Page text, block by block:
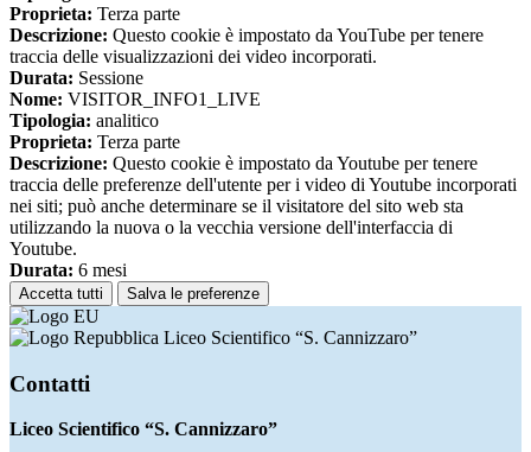
Proprieta: Terza parte
Descrizione: Questo cookie è impostato da YouTube per tenere
traccia delle visualizzazioni dei video incorporati.
Durata: Sessione
Nome: VISITOR_INFO1_LIVE
Tipologia: analitico
Proprieta: Terza parte
Descrizione: Questo cookie è impostato da Youtube per tenere
traccia delle preferenze dell'utente per i video di Youtube incorporati
nei siti; può anche determinare se il visitatore del sito web sta
utilizzando la nuova o la vecchia versione dell'interfaccia di
Youtube.
Durata: 6 mesi
Accetta tutti Salva le preferenze
Liceo Scientifico “S. Cannizzaro”
Contatti
Liceo Scientifico “S. Cannizzaro”